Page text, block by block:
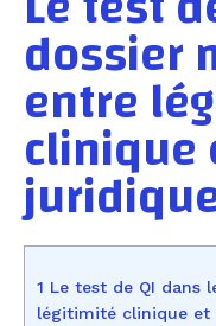
dossier
entre
clinique
1 Le test de QI dans
légitimité clinique